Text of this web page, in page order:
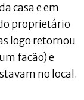
casa e em
proprietário
logo retornou
facão) e
no local.